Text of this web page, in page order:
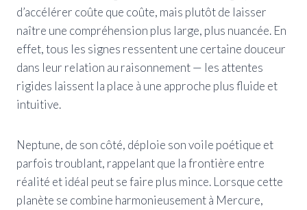
d’accélérer coûte que coûte, mais plutôt de laisser
naître une compréhension plus large, plus nuancée. En
effet, tous les signes ressentent une certaine douceur
dans leur relation au raisonnement — les attentes
rigides laissent la place à une approche plus fluide et
intuitive.
Neptune, de son côté, déploie son voile poétique et
parfois troublant, rappelant que la frontière entre
réalité et idéal peut se faire plus mince. Lorsque cette
planète se combine harmonieusement à Mercure,